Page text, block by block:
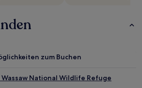
zum Buchen
National Wildlife Refuge